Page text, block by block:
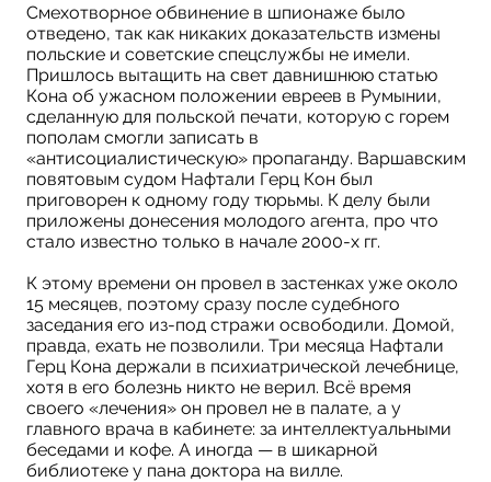
Смехотворное обвинение в шпионаже было
отведено, так как никаких доказательств измены
польские и советские спецслужбы не имели.
Пришлось вытащить на свет давнишнюю статью
Кона об ужасном положении евреев в Румынии,
сделанную для польской печати, которую с горем
пополам смогли записать в
«антисоциалистическую» пропаганду. Варшавским
повятовым судом Нафтали Герц Кон был
приговорен к одному году тюрьмы. К делу были
приложены донесения молодого агента, про что
стало известно только в начале 2000-х гг.
К этому времени он провел в застенках уже около
15 месяцев, поэтому сразу после судебного
заседания его из-под стражи освободили. Домой,
правда, ехать не позволили. Три месяца Нафтали
Герц Кона держали в психиатрической лечебнице,
хотя в его болезнь никто не верил. Всё время
своего «лечения» он провел не в палате, а у
главного врача в кабинете: за интеллектуальными
беседами и кофе. А иногда — в шикарной
библиотеке у пана доктора на вилле.